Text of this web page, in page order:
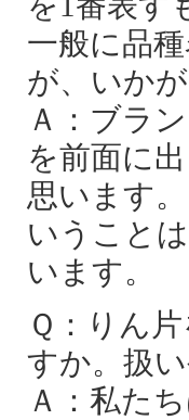
一般に品
が、いか
Ａ：ブラ
を前面に
思います
いうこと
います。
Ｑ：りん
すか。扱
Ａ：私た